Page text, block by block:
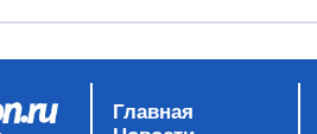
Главная